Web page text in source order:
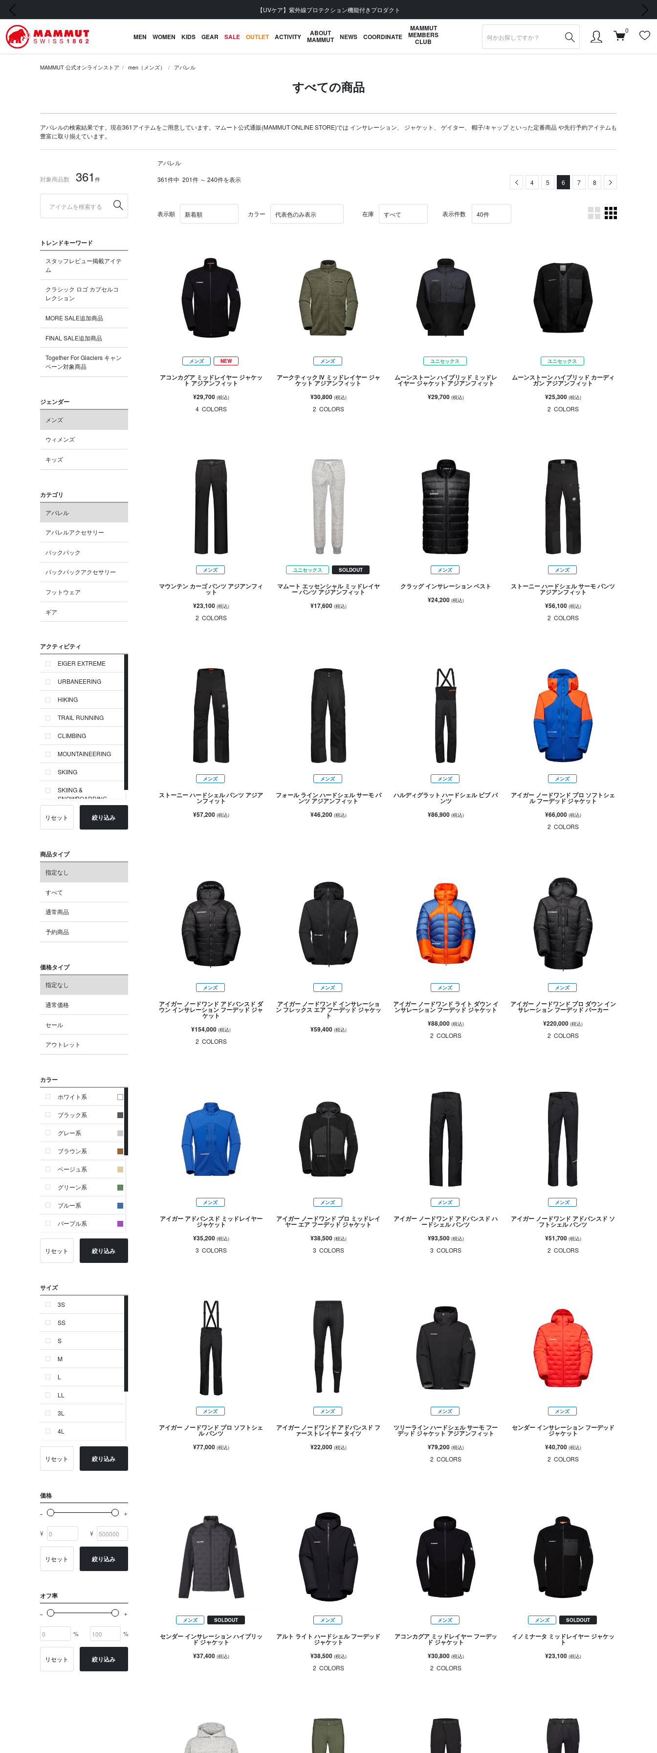
会員登録で【5,500円 (税込) 以上 送料無料】
前の画像 次の画像
MEN WOMEN KIDS GEAR SALE OUTLET ACTIVITY ABOUT
MAMMUT NEWS COORDINATE
MAMMUT
MEMBERS
CLUB
0
MAMMUT 公式オンラインストア men（メンズ） アパレル
すべての商品
アパレルの検索結果です。現在361アイテムをご用意しています。マムート公式通販(MAMMUT ONLINE STORE)では インサレーション ジャケット ゲイター 帽子/キャップといった定番商品 や先行予約アイテムも
豊富に取り揃えています。
対象商品数 361 件
トレンドキーワード
スタッフレビュー掲載アイテ
ム
クラシック ロゴ カプセルコ
レクション
MORE SALE追加商品
FINAL SALE追加商品
Together For Glaciers キャン
ペーン対象商品
ジェンダー
メンズ
ウィメンズ
キッズ
カテゴリ
アパレル
アパレルアクセサリー
バックパック
バックパックアクセサリー
フットウェア
ギア
アクティビティ
EIGER EXTREME
URBANEERING
HIKING
TRAIL RUNNING
CLIMBING
MOUNTAINEERING
SKIING
SKIING &
SNOWBOARDING
リセット 絞り込み
商品タイプ
指定なし
すべて
通常商品
予約商品
価格タイプ
指定なし
通常価格
セール
アウトレット
カラー
ホワイト系
ブラック系
グレー系
ブラウン系
ベージュ系
グリーン系
ブルー系
パープル系
イエロー系
オレンジ系
シルバー系
ゴールド系
その他
イニシャル
OTHERS
リセット 絞り込み
サイズ
3S
SS
S
M
L
LL
3L
4L
24.0 cm
-
リセット 絞り込み
価格
¥ ¥
リセット 絞り込み
オフ率
% %
リセット 絞り込み
アパレル
361件中 201件 ～ 240件を表示 Previous
4 5 6 7 8
表示順 カラー 在庫 表示件数
メンズ NEW
アコンカグア ミッドレイヤー ジャケッ
ト アジアンフィット
¥29,700 (税込)
4 COLORS
メンズ
アークティック IV ミッドレイヤー ジャ
ケット アジアンフィット
¥30,800 (税込)
2 COLORS
ユニセックス
ムーンストーン ハイブリッド ミッドレ
イヤー ジャケット アジアンフィット
¥29,700 (税込)
ユニセックス
ムーンストーン ハイブリッド カーディ
ガン アジアンフィット
¥25,300 (税込)
2 COLORS
メンズ
マウンテン カーゴ パンツ アジアンフィ
ット
¥23,100 (税込)
2 COLORS
ユニセックス SOLDOUT
マムート エッセンシャル ミッドレイヤ
ー パンツ アジアンフィット
¥17,600 (税込)
メンズ
クラッグ インサレーション ベスト
¥24,200 (税込)
メンズ
ストーニー ハードシェル サーモ パンツ
アジアンフィット
¥56,100 (税込)
2 COLORS
メンズ
ストーニー ハードシェル パンツ アジア
ンフィット
¥57,200 (税込)
メンズ
フォール ライン ハードシェル サーモ パ
ンツ アジアンフィット
¥46,200 (税込)
メンズ
ハルディグラット ハードシェル ビブ パ
ンツ
¥86,900 (税込)
メンズ
アイガー ノードワンド プロ ソフトシェ
ル フーデッド ジャケット
¥66,000 (税込)
2 COLORS
メンズ
アイガー ノードワンド アドバンスド ダ
ウン インサレーション フーデッド ジャ
ケット
¥154,000(税込)
2 COLORS
メンズ
アイガー ノードワンド インサレーショ
ン フレックス エア フーデッド ジャケッ
ト
¥59,400 (税込)
メンズ
アイガー ノードワンド ライト ダウン イ
ンサレーション フーデッド ジャケット
¥88,000 (税込)
2 COLORS
メンズ
アイガー ノードワンド プロ ダウン イン
サレーション フーデッド パーカー
¥220,000(税込)
2 COLORS
メンズ
アイガー アドバンスド ミッドレイヤー
ジャケット
¥35,200 (税込)
3 COLORS
メンズ
アイガー ノードワンド プロ ミッドレイ
ヤー エア フーデッド ジャケット
¥38,500 (税込)
3 COLORS
メンズ
アイガー ノードワンド アドバンスド ハ
ードシェル パンツ
¥93,500 (税込)
3 COLORS
メンズ
アイガー ノードワンド アドバンスド ソ
フトシェル パンツ
¥51,700 (税込)
2 COLORS
メンズ
アイガー ノードワンド プロ ソフトシェ
ル パンツ
¥77,000 (税込)
メンズ
アイガー ノードワンド アドバンスド フ
ァーストレイヤー タイツ
¥22,000 (税込)
メンズ
ツリーライン ハードシェル サーモ フー
デッド ジャケット アジアンフィット
¥79,200 (税込)
2 COLORS
メンズ
センダー インサレーション フーデッド
ジャケット
¥40,700 (税込)
2 COLORS
メンズ SOLDOUT
センダー インサレーション ハイブリッ
ド ジャケット
¥37,400 (税込)
メンズ
アルト ライト ハードシェル フーデッド
ジャケット
¥38,500 (税込)
2 COLORS
メンズ
アコンカグア ミッドレイヤー フーデッ
ド ジャケット
¥30,800 (税込)
2 COLORS
メンズ SOLDOUT
イノミナータ ミッドレイヤー ジャケッ
ト
¥23,100 (税込)